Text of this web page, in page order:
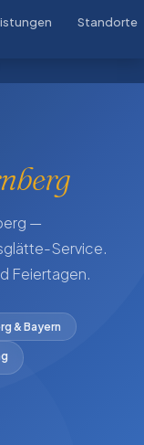
Standorte
—
Service.
Feiertagen.
& Bayern